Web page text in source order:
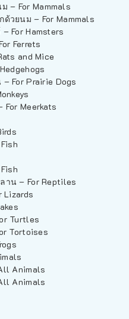
– For Mammals
ด้วยนม – For Mammals
For Hamsters
Ferrets
and Mice
For Prairie Dogs
For Meerkats
าน – For Reptiles
Lizards
Turtles
Tortoises
Animals
Animals